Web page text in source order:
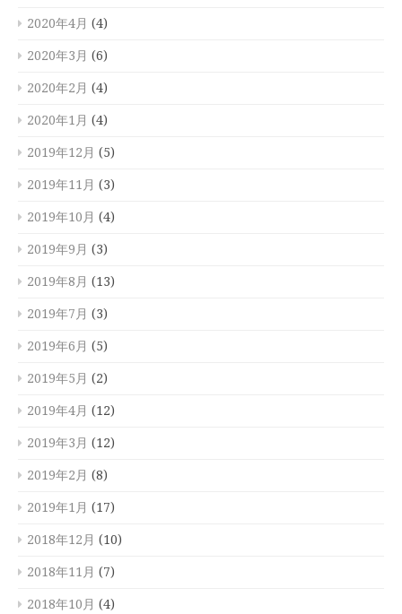
2020年4月 (4)
2020年3月 (6)
2020年2月 (4)
2020年1月 (4)
2019年12月 (5)
2019年11月 (3)
2019年10月 (4)
2019年9月 (3)
2019年8月 (13)
2019年7月 (3)
2019年6月 (5)
2019年5月 (2)
2019年4月 (12)
2019年3月 (12)
2019年2月 (8)
2019年1月 (17)
2018年12月 (10)
2018年11月 (7)
2018年10月 (4)